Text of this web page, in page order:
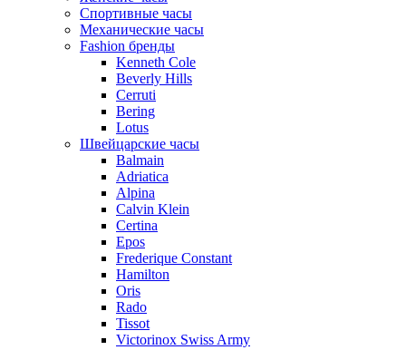
Спортивные часы
Механические часы
Fashion бренды
Kenneth Cole
Beverly Hills
Cerruti
Bering
Lotus
Швейцарские часы
Balmain
Adriatica
Alpina
Calvin Klein
Certina
Epos
Frederique Constant
Hamilton
Oris
Rado
Tissot
Victorinox Swiss Army